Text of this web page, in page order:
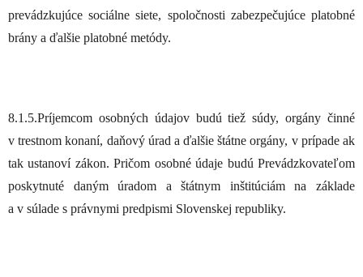
prevádzkujúce sociálne siete, spoločnosti zabezpečujúce platobné
brány a ďalšie platobné metódy.
8.1.5.Príjemcom osobných údajov budú tiež súdy, orgány činné
v trestnom konaní, daňový úrad a ďalšie štátne orgány, v prípade ak
tak ustanoví zákon. Pričom osobné údaje budú Prevádzkovateľom
poskytnuté daným úradom a štátnym inštitúciám na základe
a v súlade s právnymi predpismi Slovenskej republiky.